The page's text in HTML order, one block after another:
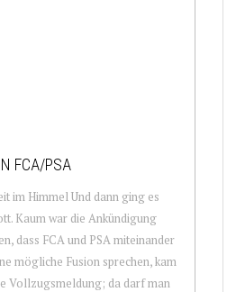
FCA/PSA
im Himmel Und dann ging es
Kaum war die Ankündigung
dass FCA und PSA miteinander
mögliche Fusion sprechen, kam
Vollzugsmeldung; da darf man